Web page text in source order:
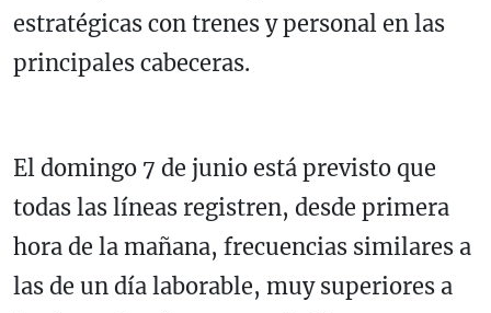
estratégicas con trenes y personal en las
principales cabeceras.
El domingo 7 de junio está previsto que
todas las líneas registren, desde primera
hora de la mañana, frecuencias similares a
las de un día laborable, muy superiores a